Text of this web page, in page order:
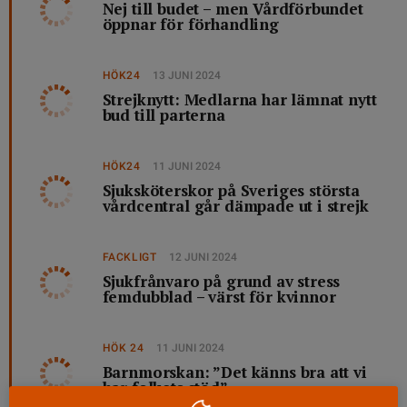
Nej till budet – men Vårdförbundet
öppnar för förhandling
HÖK24 13 JUNI 2024
Strejknytt: Medlarna har lämnat nytt
bud till parterna
HÖK24 11 JUNI 2024
Sjuksköterskor på Sveriges största
vårdcentral går dämpade ut i strejk
FACKLIGT 12 JUNI 2024
Sjukfrånvaro på grund av stress
femdubblad – värst för kvinnor
HÖK 24 11 JUNI 2024
Barnmorskan: ”Det känns bra att vi
har folkets stöd”